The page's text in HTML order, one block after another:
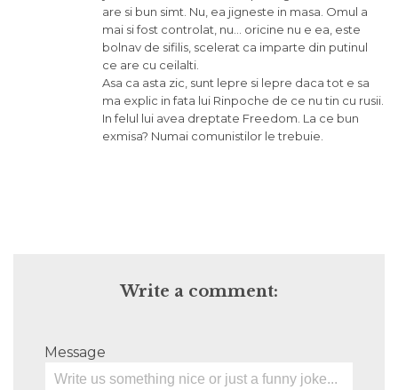
are si bun simt. Nu, ea jigneste in masa. Omul a
mai si fost controlat, nu… oricine nu e ea, este
bolnav de sifilis, scelerat ca imparte din putinul
ce are cu ceilalti.
Asa ca asta zic, sunt lepre si lepre daca tot e sa
ma explic in fata lui Rinpoche de ce nu tin cu rusii.
In felul lui avea dreptate Freedom. La ce bun
exmisa? Numai comunistilor le trebuie.
Write a comment:
Message